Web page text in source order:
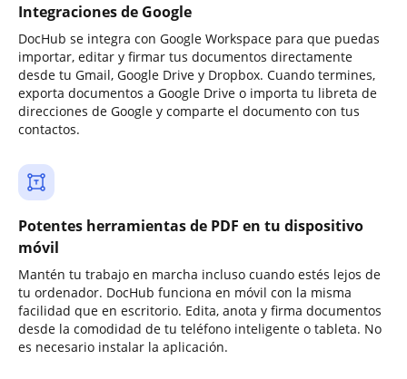
Integraciones de Google
DocHub se integra con Google Workspace para que puedas
importar, editar y firmar tus documentos directamente
desde tu Gmail, Google Drive y Dropbox. Cuando termines,
exporta documentos a Google Drive o importa tu libreta de
direcciones de Google y comparte el documento con tus
contactos.
Potentes herramientas de PDF en tu dispositivo
móvil
Mantén tu trabajo en marcha incluso cuando estés lejos de
tu ordenador. DocHub funciona en móvil con la misma
facilidad que en escritorio. Edita, anota y firma documentos
desde la comodidad de tu teléfono inteligente o tableta. No
es necesario instalar la aplicación.